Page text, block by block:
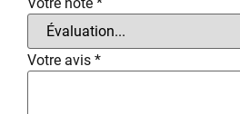
Votre avis *